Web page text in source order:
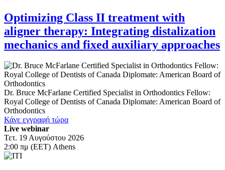
Optimizing Class II treatment with
aligner therapy: Integrating distalization
mechanics and fixed auxiliary approaches
Dr. Bruce McFarlane Certified Specialist in Orthodontics Fellow:
Royal College of Dentists of Canada Diplomate: American Board of
Orthodontics
Κάνε εγγραφή τώρα
Live webinar
Τετ. 19 Αυγούστου 2026
2:00 πμ (EET) Athens